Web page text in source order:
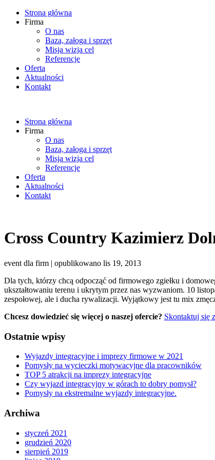
Strona główna
Firma
O nas
Baza, załoga i sprzęt
Misja wizja cel
Referencje
Oferta
Aktualności
Kontakt
Strona główna
Firma
O nas
Baza, załoga i sprzęt
Misja wizja cel
Referencje
Oferta
Aktualności
Kontakt
Cross Country Kazimierz
event dla firm | opublikowano lis 19, 2013
Dla tych, którzy chcą odpocząć od firmowego zgiełku i
ukształtowaniu terenu i ukrytym przez nas wyzwaniom. 10
zespołowej, ale i ducha rywalizacji. Wyjątkowy jest tu mix
Chcesz dowiedzieć się więcej o naszej ofercie? Skontaktuj się
Ostatnie wpisy
Wyjazdy integracyjne i imprezy firmowe w 2021
Pomysły na wycieczki motywacyjne dla pracowników
TOP 5 atrakcji na imprezy integracyjne
Czy wyjazd integracyjny w górach to dobry pomysł?
Pomysły na ekstremalne wyjazdy integracyjne.
Archiwa
styczeń 2021
grudzień 2020
sierpień 2019